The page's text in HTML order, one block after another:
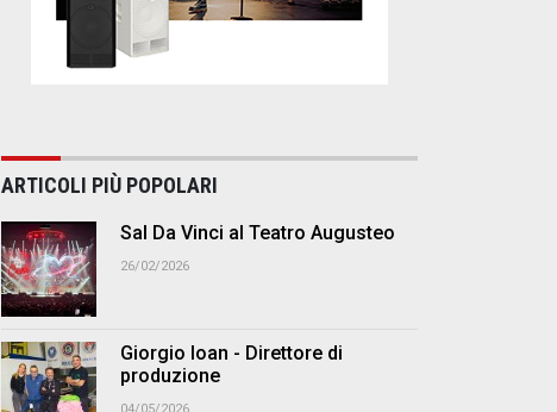
ARTICOLI PIÙ POPOLARI
Sal Da Vinci al Teatro Augusteo
26/02/2026
Giorgio Ioan - Direttore di
produzione